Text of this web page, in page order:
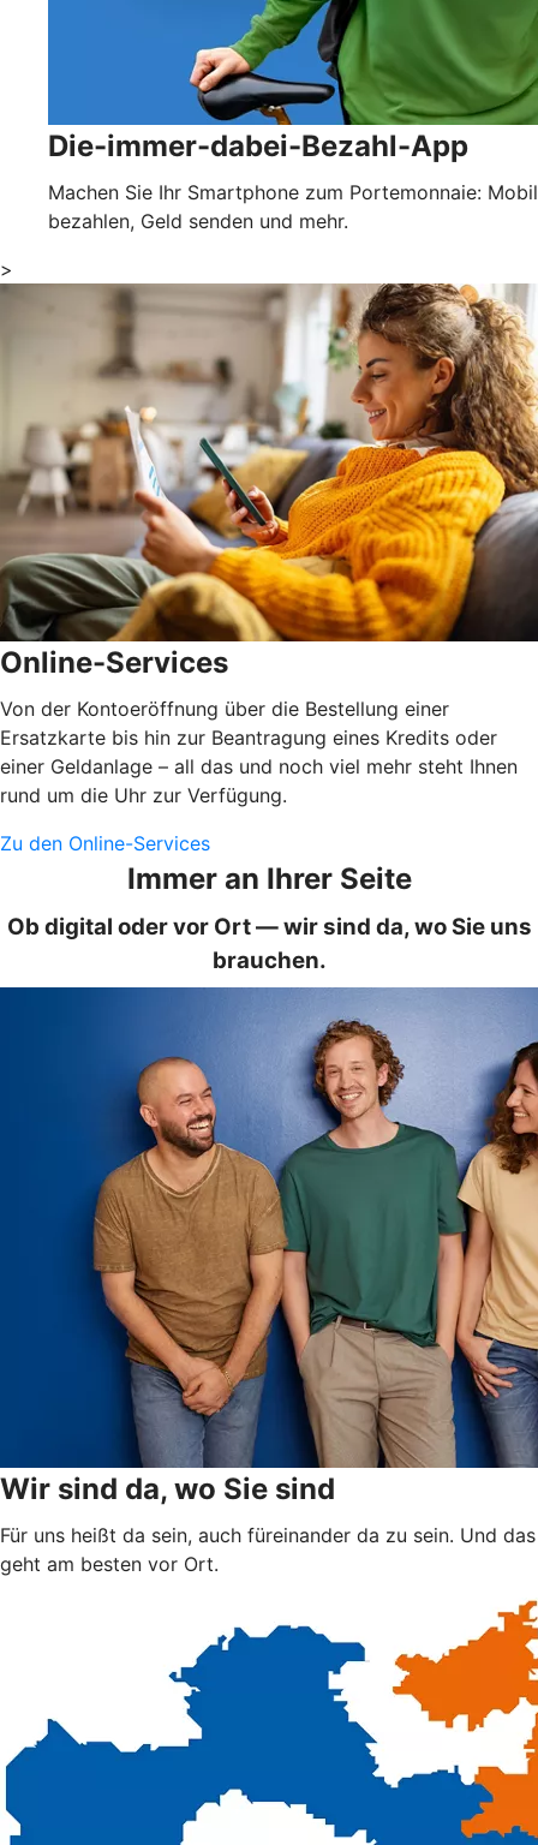
Die-immer-dabei-Bezahl-App
Machen Sie Ihr Smartphone zum Portemonnaie: Mobil
bezahlen, Geld senden und mehr.
>
Online-Services
Von der Kontoeröffnung über die Bestellung einer
Ersatzkarte bis hin zur Beantragung eines Kredits oder
einer Geldanlage – all das und noch viel mehr steht Ihnen
rund um die Uhr zur Verfügung.
Zu den Online-Services
Immer an Ihrer Seite
Ob digital oder vor Ort — wir sind da, wo Sie uns
brauchen.
Wir sind da, wo Sie sind
Für uns heißt da sein, auch füreinander da zu sein. Und das
geht am besten vor Ort.